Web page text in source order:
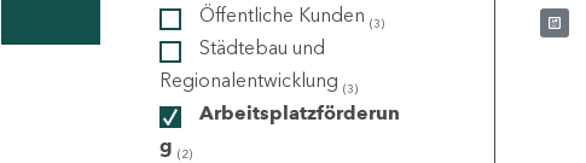
Öffentliche Kunden (3)
Städtebau und
Regionalentwicklung (3)
Arbeitsplatzförderun
g (2)